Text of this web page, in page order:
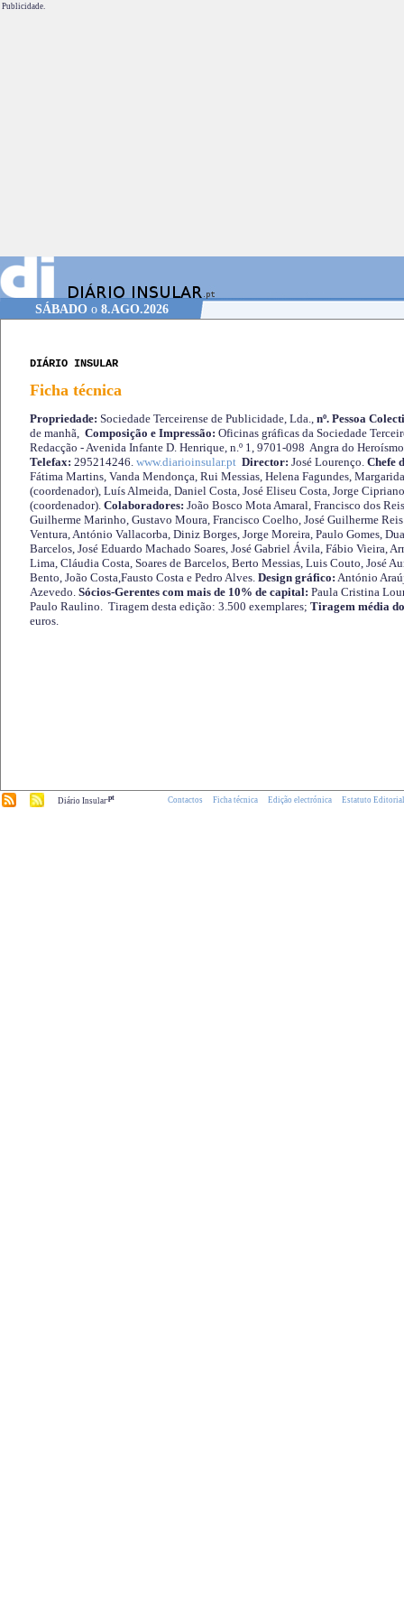
Publicidade.
SÁBADOo 8.AGO.2026
DIÁRIO INSULAR
Ficha técnica
Propriedade: Sociedade Terceirense de Publicidade, Lda., nº. Pessoa
de manhã, Composição e Impressão: Oficinas gráficas da Sociedade
Redacção - Avenida Infante D. Henrique, n.º 1, 9701-098 Angra do
Telefax: 295214246. www.diarioinsular.pt Director: José Lourenço. Chefe
Fátima Martins, Vanda Mendonça, Rui Messias, Helena Fagundes,
(coordenador), Luís Almeida, Daniel Costa, José Eliseu Costa, Jorge
(coordenador). Colaboradores: João Bosco Mota Amaral, Francisco dos
Guilherme Marinho, Gustavo Moura, Francisco Coelho, José Guilherme
Ventura, António Vallacorba, Diniz Borges, Jorge Moreira, Paulo Gomes,
Barcelos, José Eduardo Machado Soares, José Gabriel Ávila, Fábio Vieira,
Lima, Cláudia Costa, Soares de Barcelos, Berto Messias, Luis Couto, José
Bento, João Costa,Fausto Costa e Pedro Alves. Design gráfico: António
Azevedo. Sócios-Gerentes com mais de 10% de capital: Paula Cristina
Paulo Raulino. Tiragem desta edição: 3.500 exemplares; Tiragem média
euros.
Diário Insular.pt Contactos Ficha técnica Edição electrónica Estatuto Editorial